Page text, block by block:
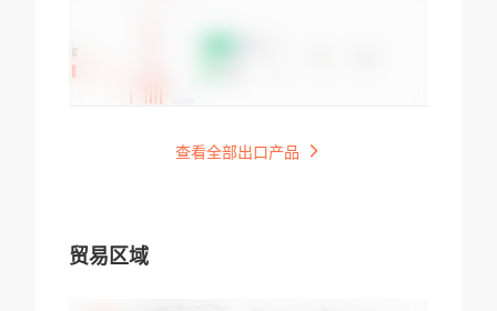
查看全部出口产品
贸易区域